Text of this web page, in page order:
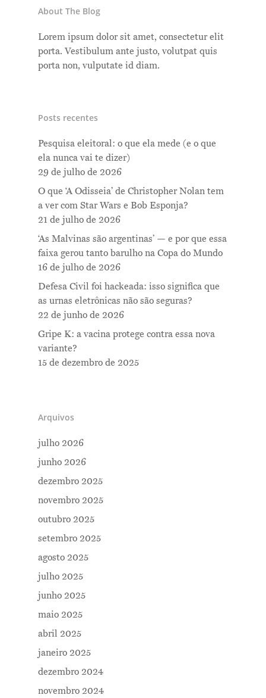
About The Blog
Lorem ipsum dolor sit amet, consectetur elit
porta. Vestibulum ante justo, volutpat quis
porta non, vulputate id diam.
Posts recentes
Pesquisa eleitoral: o que ela mede (e o que
ela nunca vai te dizer)
29 de julho de 2026
O que ‘A Odisseia’ de Christopher Nolan tem
a ver com Star Wars e Bob Esponja?
21 de julho de 2026
‘As Malvinas são argentinas’ — e por que essa
faixa gerou tanto barulho na Copa do Mundo
16 de julho de 2026
Defesa Civil foi hackeada: isso significa que
as urnas eletrônicas não são seguras?
22 de junho de 2026
Gripe K: a vacina protege contra essa nova
variante?
15 de dezembro de 2025
Arquivos
julho 2026
junho 2026
dezembro 2025
novembro 2025
outubro 2025
setembro 2025
agosto 2025
julho 2025
junho 2025
maio 2025
abril 2025
janeiro 2025
dezembro 2024
novembro 2024
Me Explica ?
Newsletter